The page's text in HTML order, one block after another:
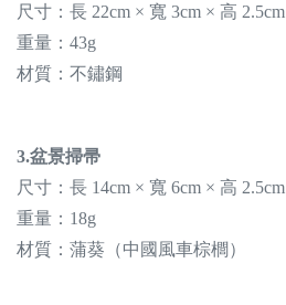
尺寸：長 22cm × 寬 3cm × 高 2.5cm
重量：43g
材質：不鏽鋼
3.盆景掃帚
尺寸：長 14cm × 寬 6cm × 高 2.5cm
重量：18g
材質：蒲葵（中國風車棕櫚）